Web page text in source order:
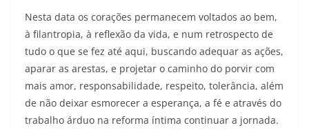
Nesta data os corações permanecem voltados ao bem,
à filantropia, à reflexão da vida, e num retrospecto de
tudo o que se fez até aqui, buscando adequar as ações,
aparar as arestas, e projetar o caminho do porvir com
mais amor, responsabilidade, respeito, tolerância, além
de não deixar esmorecer a esperança, a fé e através do
trabalho árduo na reforma íntima continuar a jornada.